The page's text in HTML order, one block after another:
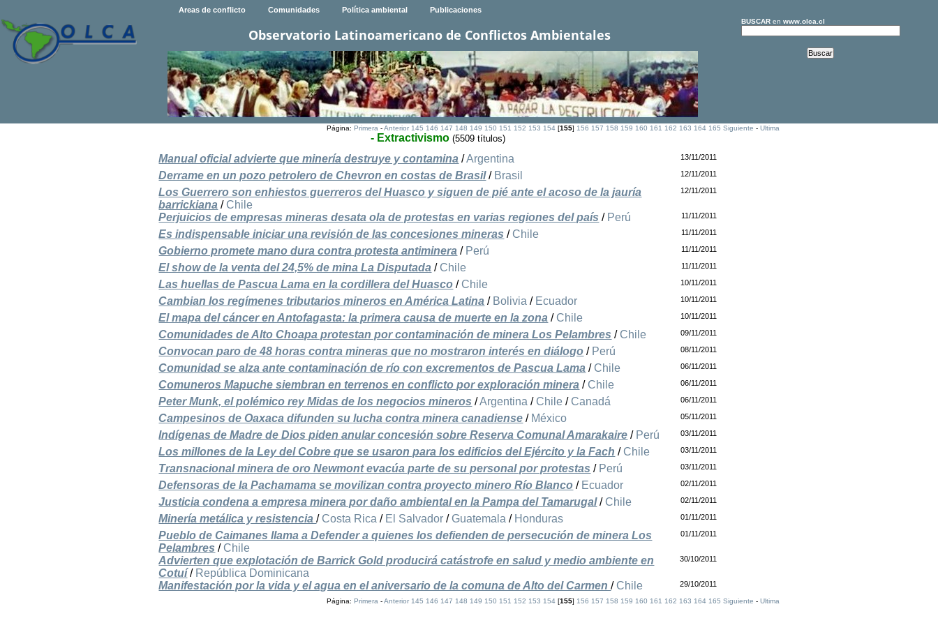
Areas de conflicto Comunidades Política ambiental Publicaciones
Observatorio Latinoamericano de Conflictos Ambientales
BUSCARen www.olca.cl
Página: Primera-Anterior 145 146 147 148 149 150 151 152 153 154[155] 156 157 158 159 160 161 162 163 164 165 Siguiente - Ultima
- Extractivismo (5509 títulos)
Manual oficial advierte que minería destruye y contamina /Argentina 13/11/2011
Derrame en un pozo petrolero de Chevron en costas de Brasil/ Brasil 12/11/2011
Los Guerrero son enhiestos guerreros del Huasco y siguen de pié ante el acoso de la jauría
barrickiana / Chile
12/11/2011
Perjuicios de empresas mineras desata ola de protestas en varias regiones del país / Perú 11/11/2011
Es indispensable iniciar una revisión de las concesiones mineras / Chile 11/11/2011
Gobierno promete mano dura contra protesta antiminera / Perú 11/11/2011
El show de la venta del 24,5% de mina La Disputada / Chile 11/11/2011
Las huellas de Pascua Lama en la cordillera del Huasco / Chile 10/11/2011
Cambian los regímenes tributarios mineros en América Latina / Bolivia / Ecuador 10/11/2011
El mapa del cáncer en Antofagasta: la primera causa de muerte en la zona / Chile 10/11/2011
Comunidades de Alto Choapa protestan por contaminación de minera Los Pelambres / Chile 09/11/2011
Convocan paro de 48 horas contra mineras que no mostraron interés en diálogo / Perú 08/11/2011
Comunidad se alza ante contaminación de río con excrementos de Pascua Lama / Chile 06/11/2011
Comuneros Mapuche siembran en terrenos en conflicto por exploración minera / Chile 06/11/2011
Peter Munk, el polémico rey Midas de los negocios mineros /Argentina / Chile / Canadá 06/11/2011
Campesinos de Oaxaca difunden su lucha contra minera canadiense / México 05/11/2011
Indígenas de Madre de Dios piden anular concesión sobre Reserva Comunal Amarakaire / Perú 03/11/2011
Los millones de la Ley del Cobre que se usaron para los edificios del Ejército y la Fach / Chile 03/11/2011
Transnacional minera de oro Newmont evacúa parte de su personal por protestas / Perú 03/11/2011
Defensoras de la Pachamama se movilizan contra proyecto minero Río Blanco / Ecuador 02/11/2011
Justicia condena a empresa minera por daño ambiental en la Pampa del Tamarugal/ Chile 02/11/2011
Minería metálica y resistencia/ Costa Rica / El Salvador / Guatemala / Honduras 01/11/2011
Pueblo de Caimanes llama a Defender a quienes los defienden de persecución de minera Los
Pelambres / Chile
01/11/2011
Advierten que explotación de Barrick Gold producirá catástrofe en salud y medio ambiente en
Cotuí/ República Dominicana
30/10/2011
Manifestación por la vida y el agua en el aniversario de la comuna de Alto del Carmen/ Chile 29/10/2011
Página: Primera-Anterior 145 146 147 148 149 150 151 152 153 154[155] 156 157 158 159 160 161 162 163 164 165 Siguiente - Ultima